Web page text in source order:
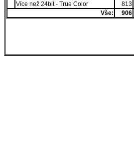
Více než 24bit - True Color
813
Vše:
906